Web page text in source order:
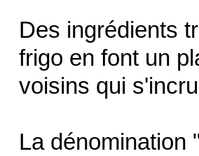
Des ingrédients
frigo en font un
voisins qui
La dénomination